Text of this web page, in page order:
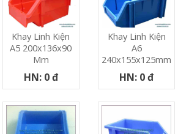
Khay Linh Kiện
A5 200x136x90
Mm
HN: 0 đ
Khay Linh Kiện
A6
240x155x125mm
HN: 0 đ